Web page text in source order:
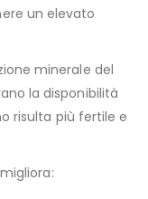
un elevato
minerale del
la disponibilità
risulta più fertile e